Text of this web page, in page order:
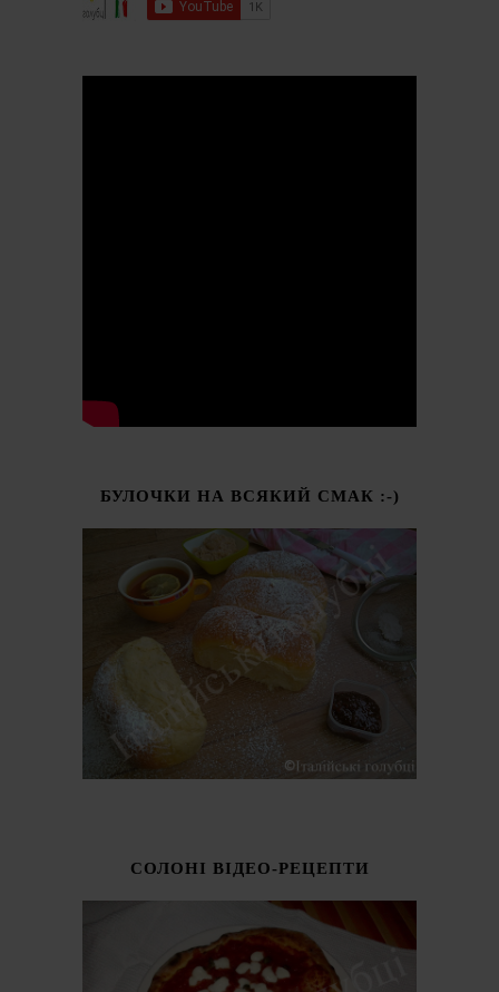
БУЛОЧКИ НА ВСЯКИЙ СМАК :-)
СОЛОНІ ВІДЕО-РЕЦЕПТИ